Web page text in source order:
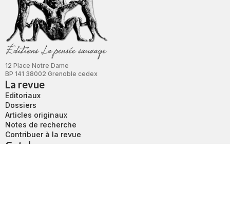
12 Place Notre Dame
BP 141 38002 Grenoble cedex
La revue
Editoriaux
Dossiers
Articles originaux
Notes de recherche
Contribuer à la revue
Catalogue